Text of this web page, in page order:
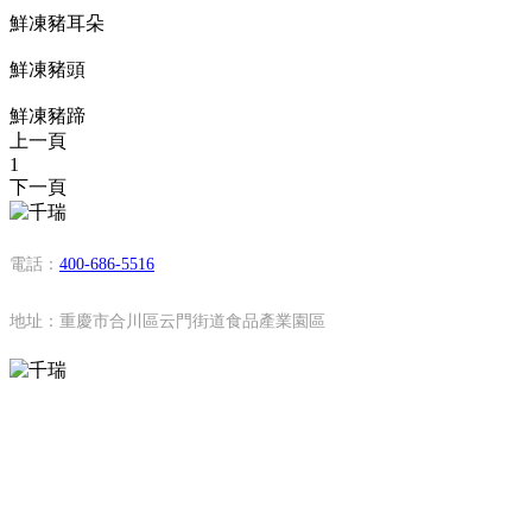
鮮凍豬耳朵
鮮凍豬頭
鮮凍豬蹄
上一頁
1
下一頁
電話： 400-686-5516
地址：重慶市合川區云門街道食品產業園區